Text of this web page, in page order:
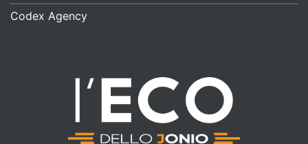
Codex Agency